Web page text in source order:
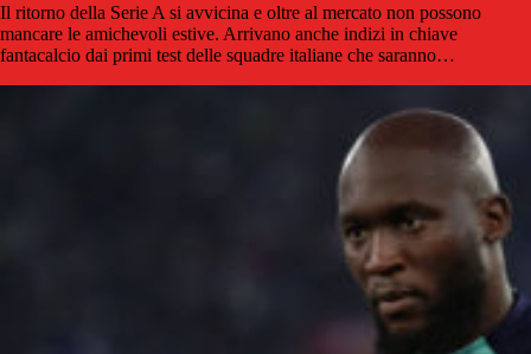
Il ritorno della Serie A si avvicina e oltre al mercato non possono
mancare le amichevoli estive. Arrivano anche indizi in chiave
fantacalcio dai primi test delle squadre italiane che saranno…